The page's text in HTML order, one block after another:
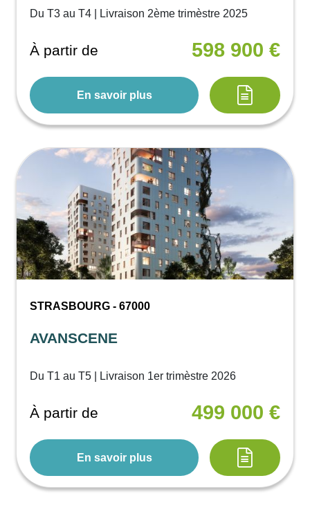
Du T3 au T4 | Livraison 2ème trimèstre 2025
À partir de 598 900 €
En savoir plus
STRASBOURG - 67000
AVANSCENE
Du T1 au T5 | Livraison 1er trimèstre 2026
À partir de 499 000 €
En savoir plus